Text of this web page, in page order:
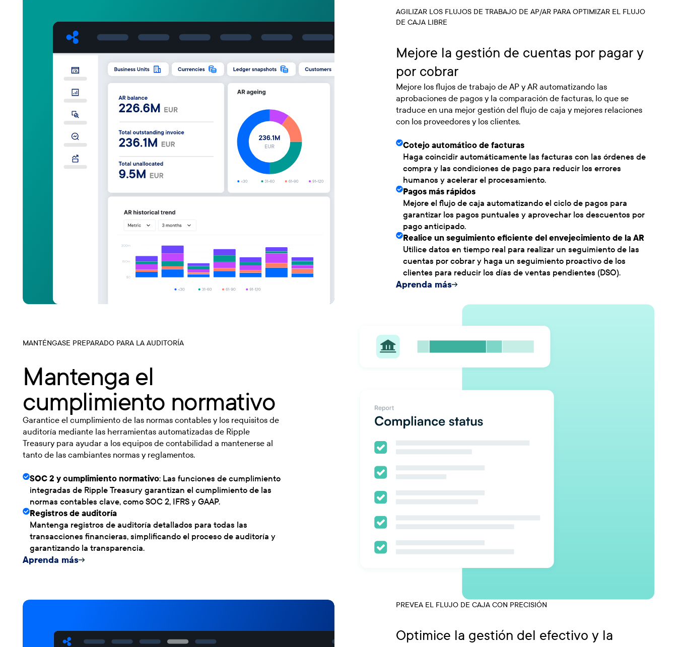
AGILIZAR LOS FLUJOS DE TRABAJO DE AP/AR PARA OPTIMIZAR EL FLUJO
DE CAJA LIBRE
Mejore la gestión de cuentas por pagar y
por cobrar
Mejore los flujos de trabajo de AP y AR automatizando las
aprobaciones de pagos y la comparación de facturas, lo que se
traduce en una mejor gestión del flujo de caja y mejores relaciones
con los proveedores y los clientes.
Cotejo automático de facturas
Haga coincidir automáticamente las facturas con las órdenes de
compra y las condiciones de pago para reducir los errores
humanos y acelerar el procesamiento.
Pagos más rápidos
Mejore el flujo de caja automatizando el ciclo de pagos para
garantizar los pagos puntuales y aprovechar los descuentos por
pago anticipado.
Realice un seguimiento eficiente del envejecimiento de la AR
Utilice datos en tiempo real para realizar un seguimiento de las
cuentas por cobrar y haga un seguimiento proactivo de los
clientes para reducir los días de ventas pendientes (DSO).
Aprenda más
MANTÉNGASE PREPARADO PARA LA AUDITORÍA
Mantenga el
cumplimiento normativo
Garantice el cumplimiento de las normas contables y los requisitos de
auditoría mediante las herramientas automatizadas de Ripple
Treasury para ayudar a los equipos de contabilidad a mantenerse al
tanto de las cambiantes normas y reglamentos.
SOC 2 y cumplimiento normativo: Las funciones de cumplimiento
integradas de Ripple Treasury garantizan el cumplimiento de las
normas contables clave, como SOC 2, IFRS y GAAP.
Registros de auditoría
Mantenga registros de auditoría detallados para todas las
transacciones financieras, simplificando el proceso de auditoría y
garantizando la transparencia.
Aprenda más
PREVEA EL FLUJO DE CAJA CON PRECISIÓN
Optimice la gestión del efectivo y la